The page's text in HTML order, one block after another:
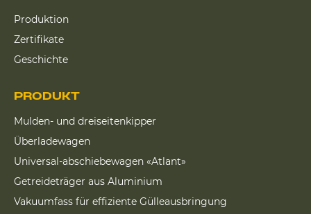
Produktion
Zertifikate
Geschichte
PRODUKT
Mulden- und dreiseitenkipper
Überladewagen
Universal-abschiebewagen «Atlant»
Getreideträger aus Aluminium
Vakuumfass für effiziente Gülleausbringung